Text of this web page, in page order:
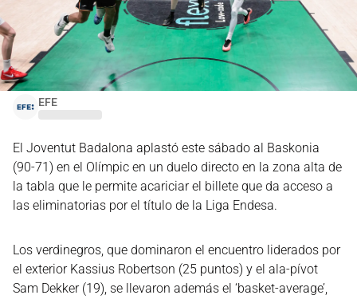
EFE
El Joventut Badalona aplastó este sábado al Baskonia
(90-71) en el Olímpic en un duelo directo en la zona alta de
la tabla que le permite acariciar el billete que da acceso a
las eliminatorias por el título de la Liga Endesa.
Los verdinegros, que dominaron el encuentro liderados por
el exterior Kassius Robertson (25 puntos) y el ala-pívot
Sam Dekker (19), se llevaron además el ‘basket-average’,